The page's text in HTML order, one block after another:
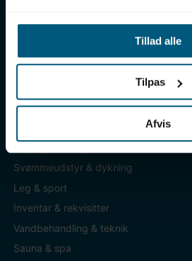
Tillad alle
Tilpas
Afvis
info@lml-sport.dk
Svømmeudstyr & dykning
Leg & sport
Inventar & rekvisitter
Vandbehandling & teknik
Sauna & spa